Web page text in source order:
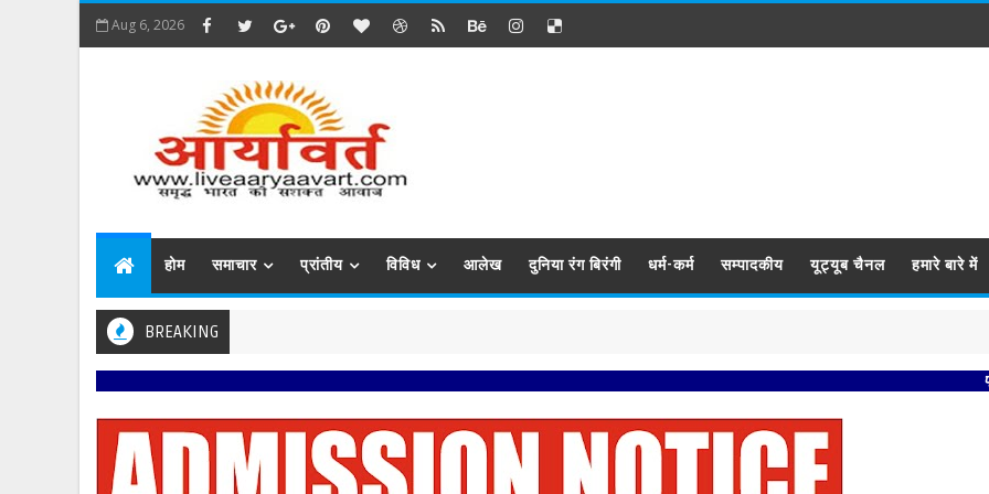
Aug 6, 2026
होम समाचार प्रांतीय विविध आलेख दुनिया रंग बिरंगी धर्म-कर्म सम्पादकीय यूट्यूब चैनल हमारे बारे में
BREAKING
प्रबिसि